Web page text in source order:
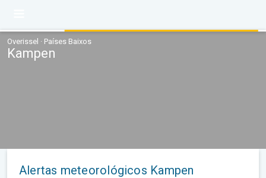
Overissel · Países Baixos
Kampen
Alertas meteorológicos Kampen